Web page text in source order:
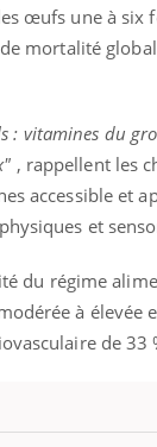
œufs une à six
mortalité
vitamines du
, rappellent les
accessible et
et
du régime
à élevée
de 33
Mains : se
Nos mains